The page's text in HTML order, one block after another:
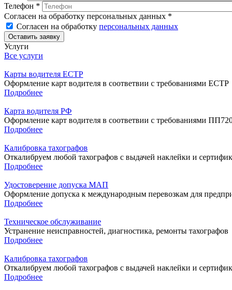
Телефон *
Согласен на обработку персональных данных *
Согласен на обработку персональных данных
Услуги
Все услуги
Карты водителя ЕСТР
Оформление карт водителя в соответвии с требованиями ЕСТР
Подробнее
Карта водителя РФ
Оформление карт водителя в соответвии с требованиями
Подробнее
Калибровка тахографов
Откалибруем любой тахографов с выдачей наклейки и
Подробнее
Удостоверение допуска МАП
Оформление допуска к международным перевозкам для
Подробнее
Техническое обслуживание
Устранение неисправностей, диагностика, ремонты тахографов
Подробнее
Калибровка тахографов
Откалибруем любой тахографов с выдачей наклейки и
Подробнее